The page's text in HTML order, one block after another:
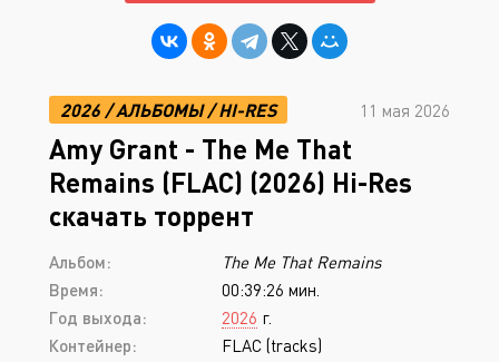
Или войти через
2026 /АЛЬБОМЫ/HI-RES 11 мая 2026
Amy Grant - The Me That
Remains (FLAC) (2026) Hi-Res
скачать торрент
Альбом:
The Me That Remains
Время:
00:39:26 мин.
Год выхода:
2026 г.
Контейнер:
FLAC (tracks)